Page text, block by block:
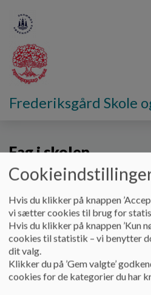
Frederiksgård Skole
Fag og undervisning
Fag i skolen
Frederiksgård skole følger
fagrække.
Undervisning:
Alle
på Frederiksgård Skole, har
specialpædagogisk undervisning,
Hvis du klikker på knappen
vi sætter cookies til brug for
Hvis du klikker på knappen ’Kun
cookies til statistik – vi benytter
dit valg.
Klikker du på ’Gem valgte’
cookies for de kategorier du har